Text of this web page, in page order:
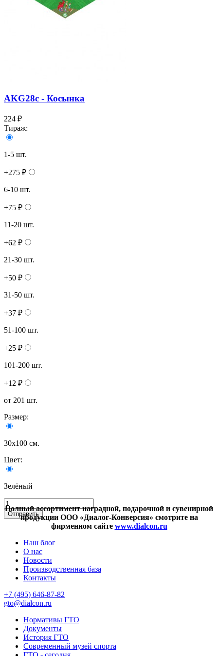
AKG28c - Косынка
224 ₽
Тираж:
1-5 шт.
+275 ₽
6-10 шт.
+75 ₽
11-20 шт.
+62 ₽
21-30 шт.
+50 ₽
31-50 шт.
+37 ₽
51-100 шт.
+25 ₽
101-200 шт.
+12 ₽
от 201 шт.
Размер:
30х100 см.
Цвет:
Зелёный
Полный ассортимент наградной, подарочной и сувенирной
продукции ООО «Диалог-Конверсия» смотрите на
фирменном сайте www.dialcon.ru
Наш блог
О нас
Новости
Производственная база
Контакты
+7 (495) 646-87-82
gto@dialcon.ru
Нормативы ГТО
Документы
История ГТО
Современный музей спорта